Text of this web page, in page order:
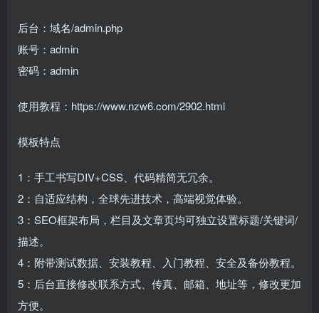
后台：域名/admin.php
账号：admin
密码：admin
使用教程：https://www.nzw6.com/2902.html
模板特点
1：手工书写DIV+CSS、代码精简无冗余。
2：自适应结构，全球先进技术，高端视觉体验。
3：SEO框架布局，栏目及文章页均可独立设置标题/关键词/
描述。
4：附带测试数据、安装教程、入门教程、安全及备份教程。
5：后台直接修改联系方式、传真、邮箱、地址等，修改更加
方便。